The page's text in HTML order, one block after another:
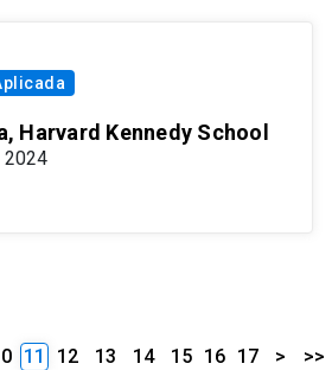
Harvard Kennedy School
2024
11 12 13 14 15 16 17 > >>